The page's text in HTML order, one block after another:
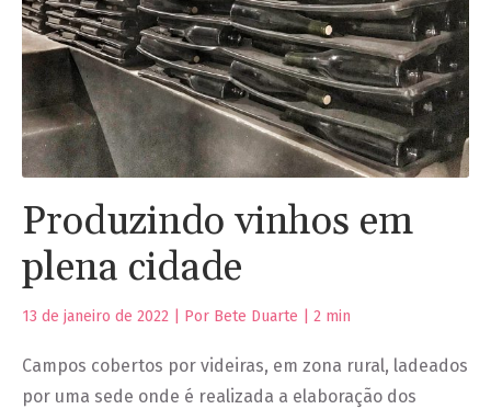
Produzindo vinhos em
plena cidade
13 de janeiro de 2022 | Por Bete Duarte | 2 min
Campos cobertos por videiras, em zona rural, ladeados
por uma sede onde é realizada a elaboração dos